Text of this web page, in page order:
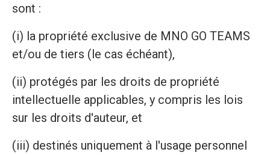
sont :
(i) la propriété exclusive de MNO GO TEAMS
et/ou de tiers (le cas échéant),
(ii) protégés par les droits de propriété
intellectuelle applicables, y compris les lois
sur les droits d'auteur, et
(iii) destinés uniquement à l'usage personnel